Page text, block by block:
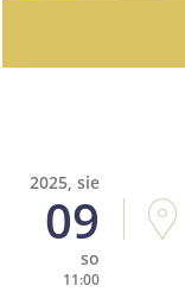
2025, sie
09
so
11:00